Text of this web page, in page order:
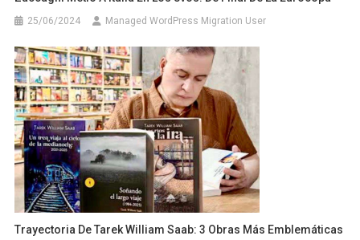
25/06/2024 Managed WordPress Migration User
Trayectoria De Tarek William Saab: 3 Obras Más Emblemáticas